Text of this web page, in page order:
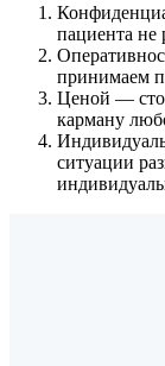
пациента не
принимаем
Ценой —
карману
ситуации